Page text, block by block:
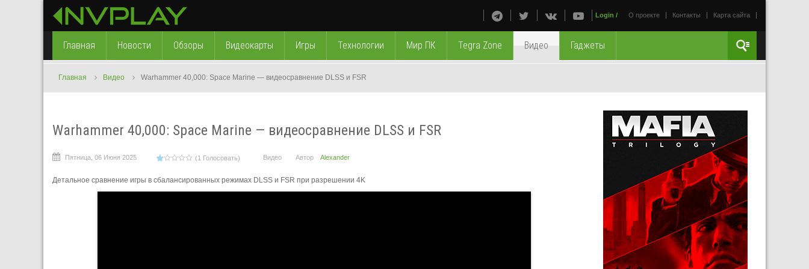
О проекте Контакты Карта сайта
Login /
Главная Новости Обзоры Видеокарты Игры Технологии Мир ПК Tegra Zone Видео Гаджеты
Главная Видео Warhammer 40,000: Space Marine — видеосравнение DLSS и FSR
Warhammer 40,000: Space Marine — видеосравнение DLSS и FSR
Пятница, 06 Июня 2025 (1 Голосовать) Видео Автор Alexander
Детальное сравнение игры в сбалансированных режимах DLSS и FSR при разрешении 4K